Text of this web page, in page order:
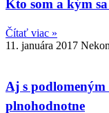
Kto som a kým
Čítať viac »
11. januára 2017
Aj s
plnohodnotne